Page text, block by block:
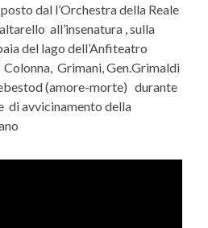
dal l’Orchestra della Reale
all’insenatura , sulla
del lago dell’Anfiteatro
Grimani, Gen.Grimaldi
(amore-morte) durante
di avvicinamento della